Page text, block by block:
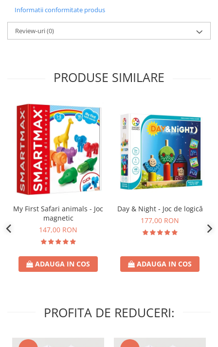
Informatii conformitate produs
Review-uri(0)
PRODUSE SIMILARE
My First Safari animals - Joc
magnetic
147,00 RON
ADAUGA IN COS
Day & Night - Joc de logică
177,00 RON
ADAUGA IN COS
PROFITA DE REDUCERI: